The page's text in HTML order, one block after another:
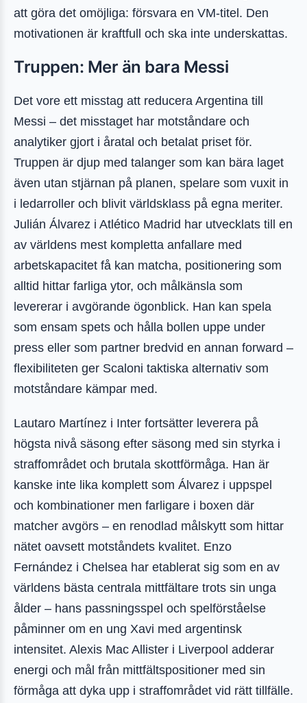
att göra det omöjliga: försvara en VM-titel. Den
motivationen är kraftfull och ska inte underskattas.
Truppen: Mer än bara Messi
Det vore ett misstag att reducera Argentina till
Messi – det misstaget har motståndare och
analytiker gjort i åratal och betalat priset för.
Truppen är djup med talanger som kan bära laget
även utan stjärnan på planen, spelare som vuxit in
i ledarroller och blivit världsklass på egna meriter.
Julián Álvarez i Atlético Madrid har utvecklats till en
av världens mest kompletta anfallare med
arbetskapacitet få kan matcha, positionering som
alltid hittar farliga ytor, och målkänsla som
levererar i avgörande ögonblick. Han kan spela
som ensam spets och hålla bollen uppe under
press eller som partner bredvid en annan forward –
flexibiliteten ger Scaloni taktiska alternativ som
motståndare kämpar med.
Lautaro Martínez i Inter fortsätter leverera på
högsta nivå säsong efter säsong med sin styrka i
straffområdet och brutala skottförmåga. Han är
kanske inte lika komplett som Álvarez i uppspel
och kombinationer men farligare i boxen där
matcher avgörs – en renodlad målskytt som hittar
nätet oavsett motståndets kvalitet. Enzo
Fernández i Chelsea har etablerat sig som en av
världens bästa centrala mittfältare trots sin unga
ålder – hans passningsspel och spelförståelse
påminner om en ung Xavi med argentinsk
intensitet. Alexis Mac Allister i Liverpool adderar
energi och mål från mittfältspositioner med sin
förmåga att dyka upp i straffområdet vid rätt tillfälle.